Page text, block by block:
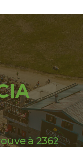
à 2362